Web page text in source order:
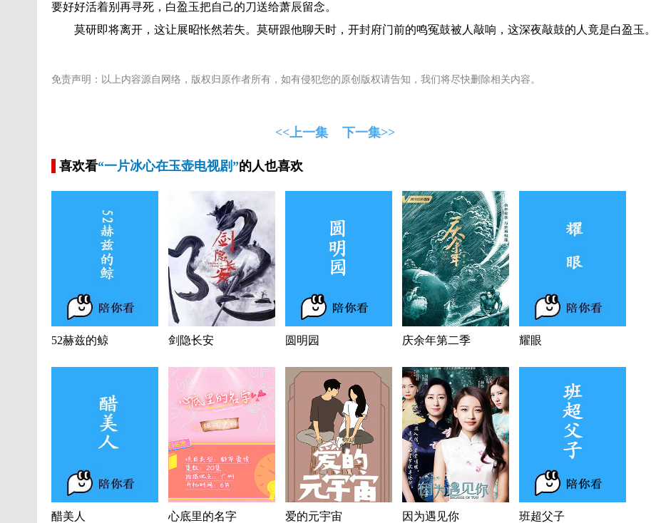
要好好活着别再寻死，白盈玉把自己的刀送给萧辰留念。
莫研即将离开，这让展昭怅然若失。莫研跟他聊天时，开封府门前的鸣冤鼓被人敲响，这深夜敲鼓的人竟是白盈玉。
免责声明：以上内容源自网络，版权归原作者所有，如有侵犯您的原创版权请告知，我们将尽快删除相关内容。
<<上一集 下一集>>
喜欢看“一片冰心在玉壶电视剧”的人也喜欢
52赫兹的鲸 剑隐长安 圆明园 庆余年第二季 耀眼
醋美人 心底里的名字 爱的元宇宙 因为遇见你 班超父子